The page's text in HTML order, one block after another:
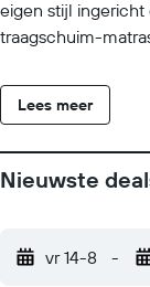
eigen stijl
traagschuim-
pantoffels en gratis
bureaus en een
in de kamer, een
verzoek
Recreatieve
uit
Lees meer
Nieuwste
vr 14-8 -